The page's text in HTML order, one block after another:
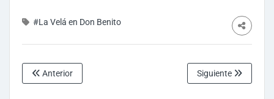
#La Velá en Don Benito
Anterior Siguiente